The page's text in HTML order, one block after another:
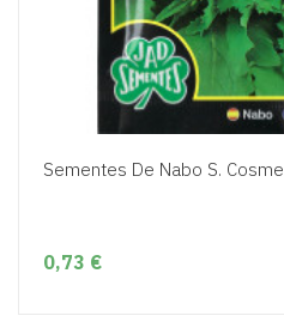
Sementes De Nabo S. Cosme
0,73 €